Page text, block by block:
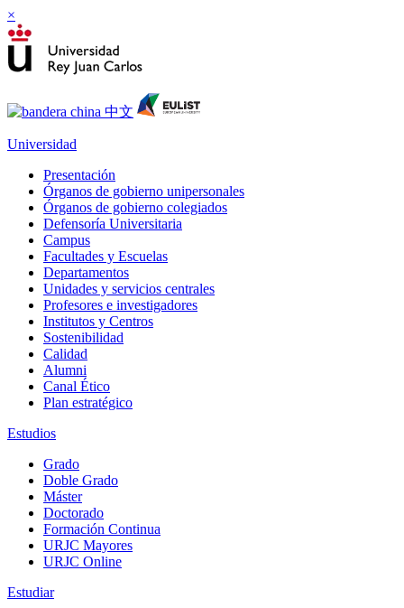
×
Universidad
Presentación
Órganos de gobierno unipersonales
Órganos de gobierno colegiados
Defensoría Universitaria
Campus
Facultades y Escuelas
Departamentos
Unidades y servicios centrales
Profesores e investigadores
Institutos y Centros
Sostenibilidad
Calidad
Alumni
Canal Ético
Plan estratégico
Estudios
Grado
Doble Grado
Máster
Doctorado
Formación Continua
URJC Mayores
URJC Online
Estudiar